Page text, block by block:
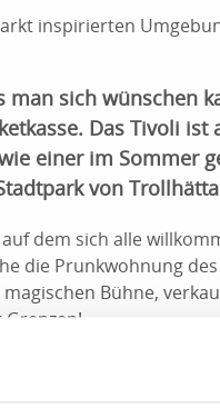
inspirierten
sich wünschen
Das Tivoli ist
einer im Sommer
von
dem sich alle
die Prunkwohnung des
Bühne,